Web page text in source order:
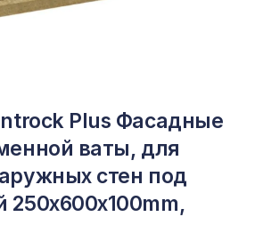
Plus Фасадные
ваты, для
стен под
250x600x100mm,